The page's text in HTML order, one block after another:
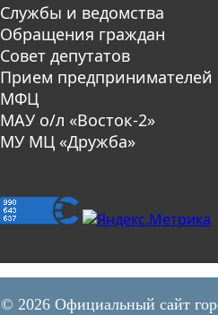
Службы и ведомства
Обращения граждан
Совет депутатов
Прием предпринимателей
МФЦ
МАУ о/л «Восток-2»
МУ МЦ «Дружба»
© 2026 Официальный сайт